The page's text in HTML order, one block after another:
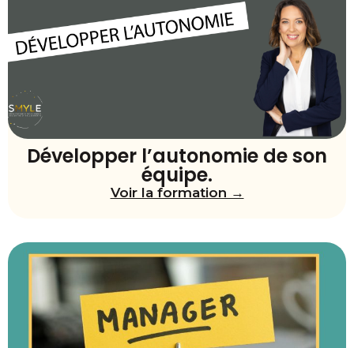
Développer l’autonomie de son
équipe.
Voir la formation →